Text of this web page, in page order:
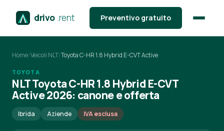
drivo .rent Preventivo gratuito
Home/Veicoli NLT/Toyota C-HR 1.8 Hybrid E-CVT Active
TOYOTA
NLT Toyota C-HR 1.8 Hybrid E-CVT
Active 2026: canone e offerta
Ibrida Aziende IVA esclusa